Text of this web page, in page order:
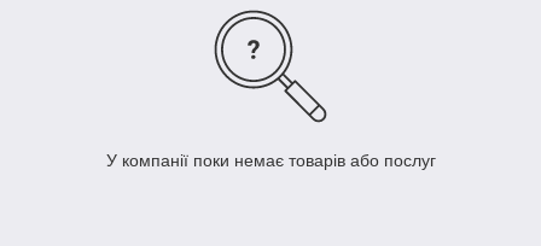
У компанії поки немає товарів або послуг